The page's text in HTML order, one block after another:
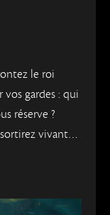
le roi
vos gardes : qui
réserve ?
sortirez vivant…